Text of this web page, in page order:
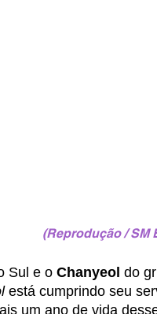
(Reprodução / SM
Sul e o Chanyeol do
está cumprindo seu
um ano de vida